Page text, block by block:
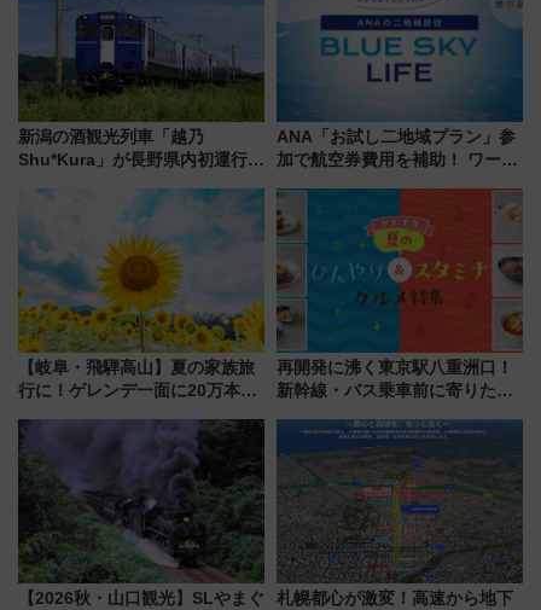
新潟の酒観光列車「越乃
Shu*Kura」が長野県内初運行！
別企画
ANA「お試し二地域プラン」参
加で航空券費用を補助！ ワーケ
治体は？ 2026年は対象のエリア
が拡大！
【岐阜・飛騨高山】夏の家族旅
行に！ゲレンデ一面に20万本の
アひまわり園」開園
再開発に沸く東京駅八重洲口！
新幹線・バス乗車前に寄りたい
やり＆スタミナグルメ」6選【新
店舗も！】
【2026秋・山口観光】SLやまぐ
札幌都心が激変！高速から地下